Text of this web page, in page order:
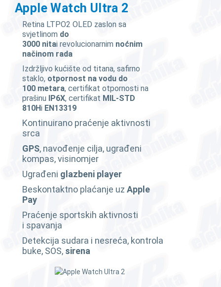
Apple Watch Ultra 2
Retina LTPO2 OLED zaslon sa
svjetlinom do
3000 nitai revolucionarnim noćnim
načinom rada
Izdržljivo kućište od titana, safirno
staklo, otpornost na vodu do
100 metara, certifikat otpornosti na
prašinu IP6X, certifikat MIL-STD
810Hi EN13319
Kontinuirano praćenje aktivnosti
srca
GPS, navođenje cilja, ugrađeni
kompas, visinomjer
Ugrađeni glazbeni player
Beskontaktno plaćanje uz Apple
Pay
Praćenje sportskih aktivnosti
i spavanja
Detekcija sudara i nesreća, kontrola
buke, SOS, sirena